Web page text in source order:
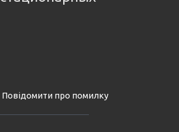
Повідомити про помилку